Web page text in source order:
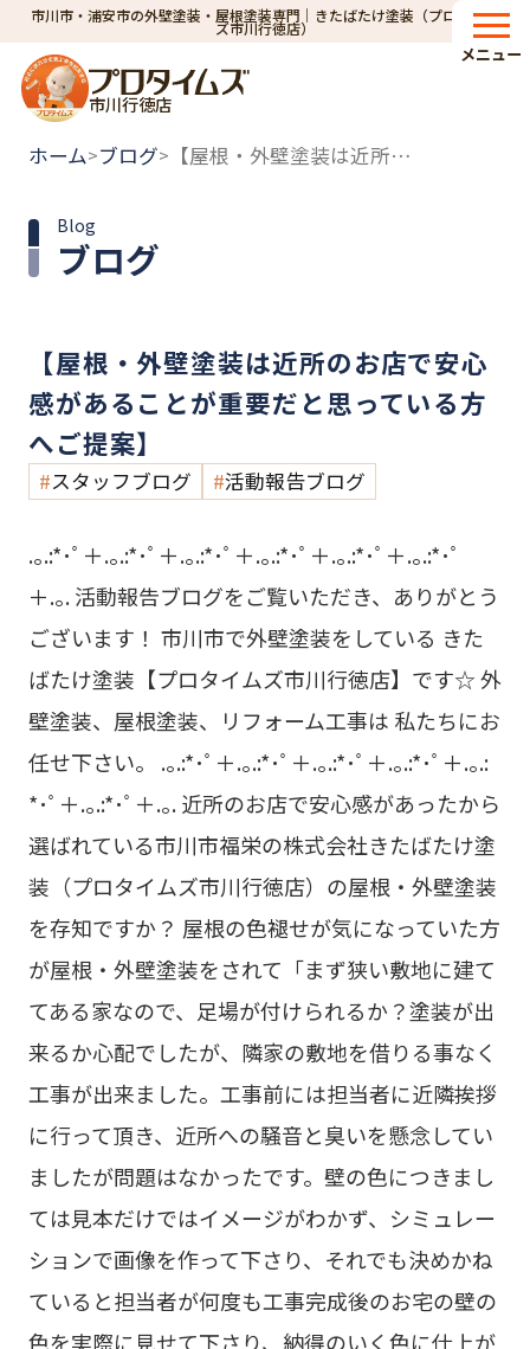
市川市・浦安市の外壁塗装・屋根塗装専門｜きたばたけ塗装（プロタイム
ズ市川行徳店）
市川行徳店
メニュー
ホーム>ブログ> 【屋根・外壁塗装は近所のお店で安心感があることが重要だと思っている方へご提案】
ブログ
Blog
【屋根・外壁塗装は近所のお店で安心
感があることが重要だと思っている方
へご提案】
スタッフブログ 活動報告ブログ
.｡.:*･ﾟ＋.｡.:*･ﾟ＋.｡.:*･ﾟ＋.｡.:*･ﾟ＋.｡.:*･ﾟ＋.｡.:*･ﾟ
＋.｡. 活動報告ブログをご覧いただき、ありがとう
ございます！ 市川市で外壁塗装をしている きた
ばたけ塗装【プロタイムズ市川行徳店】です☆ 外
壁塗装、屋根塗装、リフォーム工事は 私たちにお
任せ下さい。 .｡.:*･ﾟ＋.｡.:*･ﾟ＋.｡.:*･ﾟ＋.｡.:*･ﾟ＋.｡.:
*･ﾟ＋.｡.:*･ﾟ＋.｡. 近所のお店で安心感があったから
選ばれている市川市福栄の株式会社きたばたけ塗
装（プロタイムズ市川行徳店）の屋根・外壁塗装
を存知ですか？ 屋根の色褪せが気になっていた方
が屋根・外壁塗装をされて「まず狭い敷地に建て
てある家なので、足場が付けられるか？塗装が出
来るか心配でしたが、隣家の敷地を借りる事なく
工事が出来ました。工事前には担当者に近隣挨拶
に行って頂き、近所への騒音と臭いを懸念してい
ましたが問題はなかったです。壁の色につきまし
ては見本だけではイメージがわかず、シミュレー
ションで画像を作って下さり、それでも決めかね
ていると担当者が何度も工事完成後のお宅の壁の
色を実際に見せて下さり、納得のいく色に仕上が